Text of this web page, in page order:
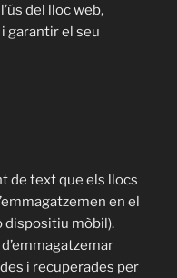
del lloc web,
garantir el seu
de text que els llocs
en el
dispositiu mòbil).
i recuperades per